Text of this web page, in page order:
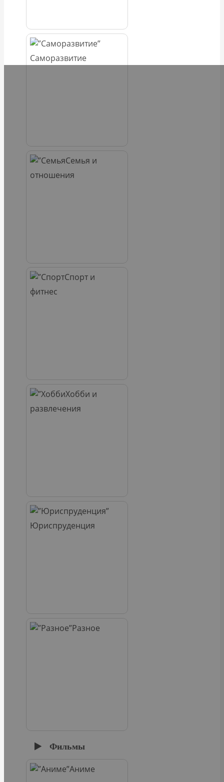
Саморазвитие
Семья и
отношения
Спорт и
фитнес
Хобби и
развлечения
Юриспруденция
Разное
Фильмы
Аниме